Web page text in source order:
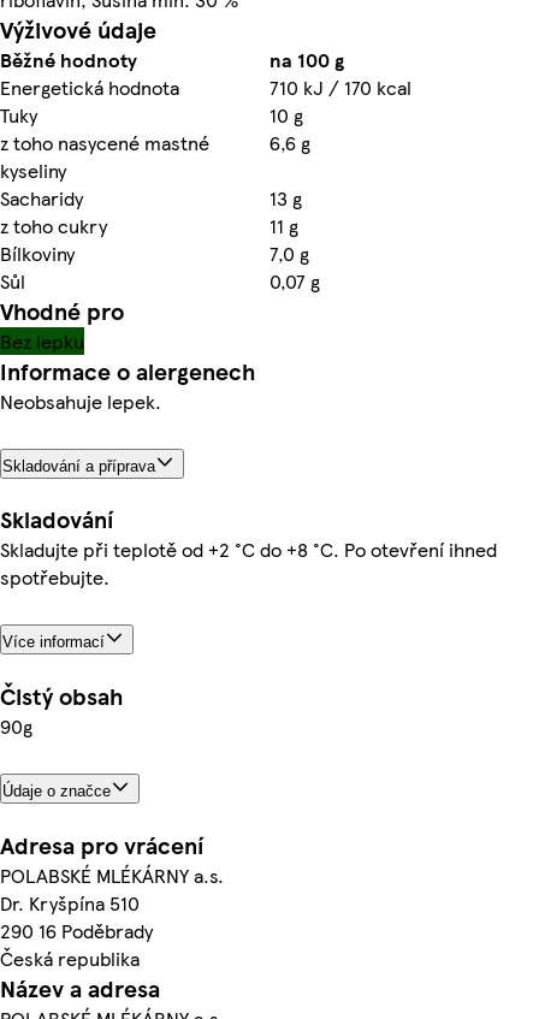
Výživové údaje
Běžné hodnoty
na 100 g
Energetická hodnota
710 kJ / 170 kcal
Tuky
10 g
z toho nasycené mastné
kyseliny
6,6 g
Sacharidy
13 g
z toho cukry
11 g
Bílkoviny
7,0 g
Sůl
0,07 g
Vhodné pro
Bez lepku
Informace o alergenech
Neobsahuje lepek.
Skladování a příprava
Skladování
Skladujte při teplotě od +2 °C do +8 °C. Po otevření ihned
spotřebujte.
Více informací
Čistý obsah
90g
Údaje o značce
Adresa pro vrácení
POLABSKÉ MLÉKÁRNY a.s.
Dr. Kryšpína 510
290 16 Poděbrady
Česká republika
Název a adresa